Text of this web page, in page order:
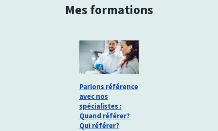
Mes formations
Parlons référence
avec nos
spécialistes :
Quand référer?
Qui référer?